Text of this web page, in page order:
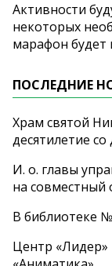
Активности
некоторых
марафон будет
ПОСЛЕДНИЕ
Храм святой
десятилетие
И. о. главы
на совместный
В библиотеке
Центр «Лидер»